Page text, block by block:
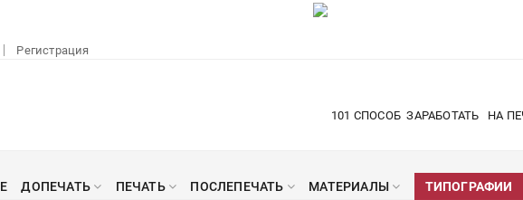
Регистрация
101 СПОСОБ ЗАРАБОТАТЬ НА
ДОПЕЧАТЬ ПЕЧАТЬ ПОСЛЕПЕЧАТЬ МАТЕРИАЛЫ ТИПОГРАФИИ